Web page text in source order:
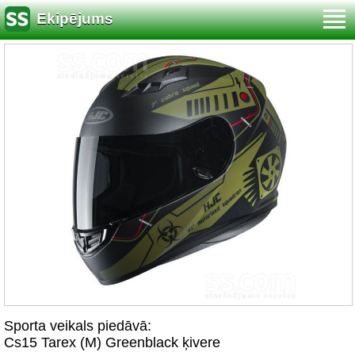
Ekipējums
Sporta veikals piedāvā:
Cs15 Tarex (M) Greenblack ķivere